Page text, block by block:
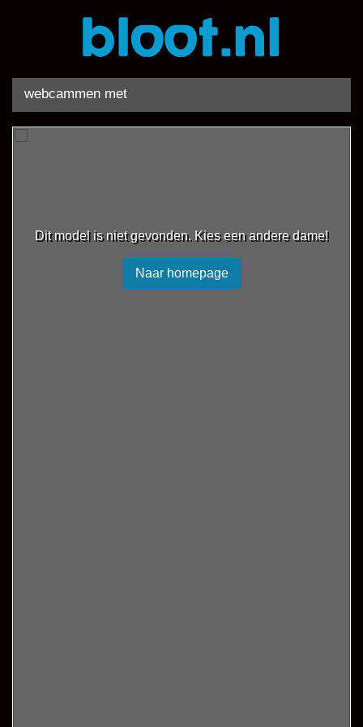
webcammen met
Dit model is niet gevonden. Kies een andere dame!
Naar homepage